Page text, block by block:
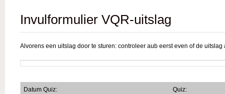
Invulformulier VQR-uitslag
Alvorens een uitslag door te sturen: controleer aub eerst even of de
Datum Quiz: Quiz: